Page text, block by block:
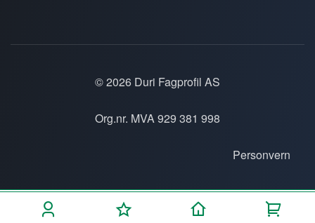
© 2026 Duri Fagprofil AS
Org.nr. MVA 929 381 998
Personvern